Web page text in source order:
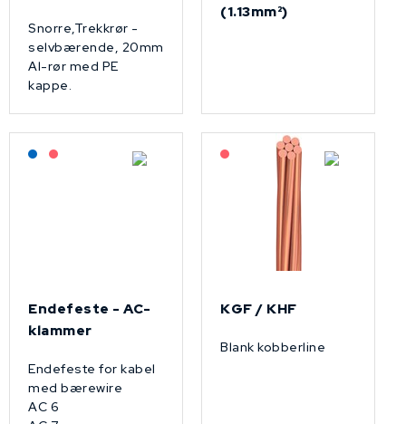
Snorre,Trekkrør -
selvbærende, 20mm
Al-rør med PE
kappe.
(1.13mm²)
Lagerført: NEK Kabel
På forespørsel
Endefeste - AC-
klammer
Endefeste for kabel
med bærewire
AC 6
På forespørsel
KGF / KHF
Blank kobberline